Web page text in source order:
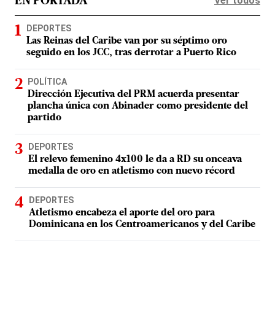
DEPORTES
Las Reinas del Caribe van por su séptimo oro
seguido en los JCC, tras derrotar a Puerto Rico
POLÍTICA
Dirección Ejecutiva del PRM acuerda presentar
plancha única con Abinader como presidente del
partido
DEPORTES
El relevo femenino 4x100 le da a RD su onceava
medalla de oro en atletismo con nuevo récord
DEPORTES
Atletismo encabeza el aporte del oro para
Dominicana en los Centroamericanos y del Caribe